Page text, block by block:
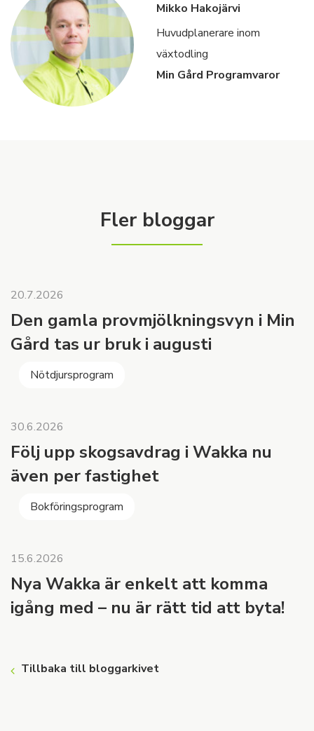
Mikko Hakojärvi
Huvudplanerare inom
växtodling
Min Gård Programvaror
Fler bloggar
20.7.2026
Den gamla provmjölkningsvyn i Min
Gård tas ur bruk i augusti
Nötdjursprogram
30.6.2026
Följ upp skogsavdrag i Wakka nu
även per fastighet
Bokföringsprogram
15.6.2026
Nya Wakka är enkelt att komma
igång med – nu är rätt tid att byta!
Tillbaka till bloggarkivet